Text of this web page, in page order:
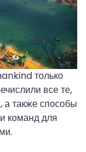
только
все те,
а также способы
команд для